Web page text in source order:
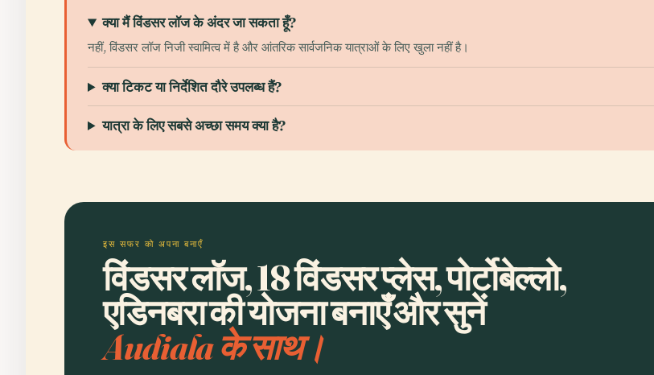
क्या मैं विंडसर लॉज के अंदर जा सकता हूँ?
नहीं, विंडसर लॉज निजी स्वामित्व में है और आंतरिक सार्वजनिक यात्राओं के लिए खुला नहीं है।
क्या टिकट या निर्देशित दौरे उपलब्ध हैं?
यात्रा के लिए सबसे अच्छा समय क्या है?
इस सफर को अपना बनाएँ
विंडसर लॉज, 18 विंडसर प्लेस, पोर्टोबेल्लो,
एडिनबरा की योजना बनाएँ और सुनें
Audiala के साथ।